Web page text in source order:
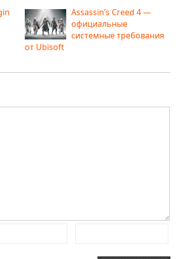
Assassin’s Creed 4 —
официальные
системные требования
от Ubisoft